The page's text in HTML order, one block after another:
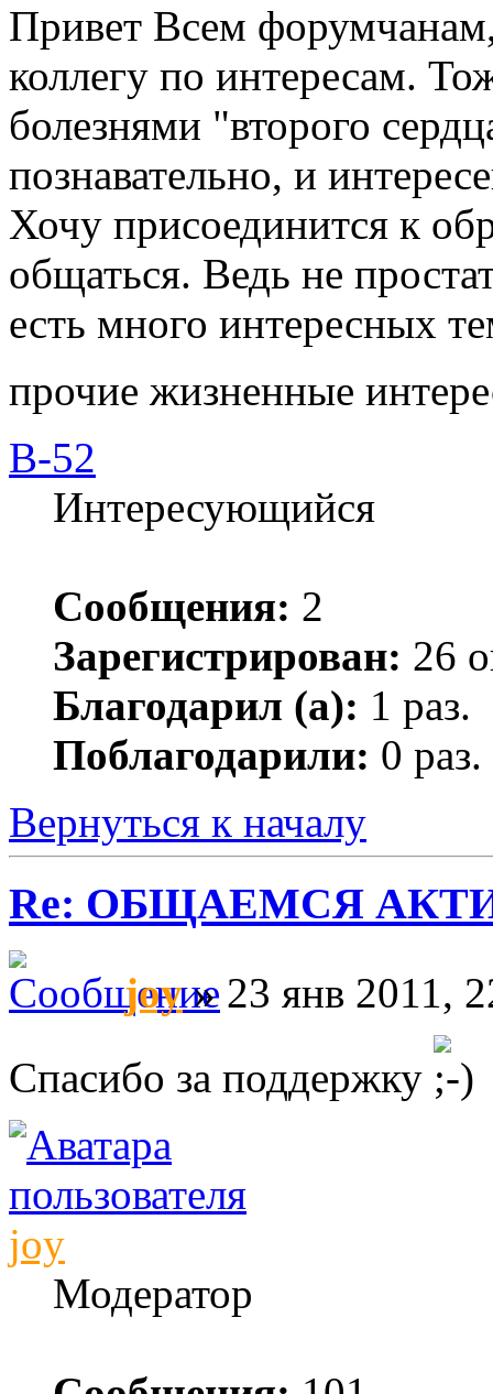
Привет Всем
коллегу по интересам.
болезнями "второго
познавательно, и
Хочу присоединится к
общаться. Ведь не
есть много интересных
прочие жизненные
B-52
Интересующийся
Сообщения: 2
Зарегистрирован: 26
Благодарил (а): 1 раз.
Поблагодарили: 0 раз.
Вернуться к началу
Re: ОБЩАЕМСЯ
joy» 23 янв 2011,
Спасибо за поддержку
joy
Модератор